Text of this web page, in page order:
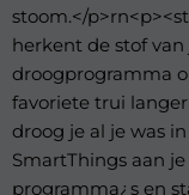
stoom.</
herkent de stof
droogprogramma
favoriete trui
droog je al je was
SmartThings aan
programma¿s en